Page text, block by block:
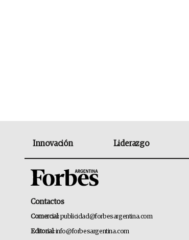
Innovación Liderazgo
Contactos
Comercial:publicidad@forbesargentina.com
Editorial:info@forbesargentina.com